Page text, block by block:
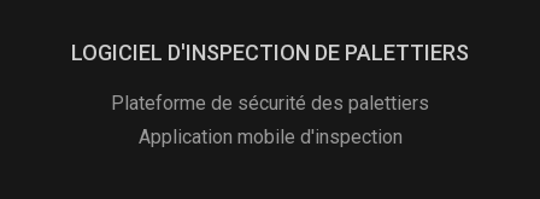
LOGICIEL D'INSPECTION DE PALETTIERS
Plateforme de sécurité des palettiers
Application mobile d'inspection